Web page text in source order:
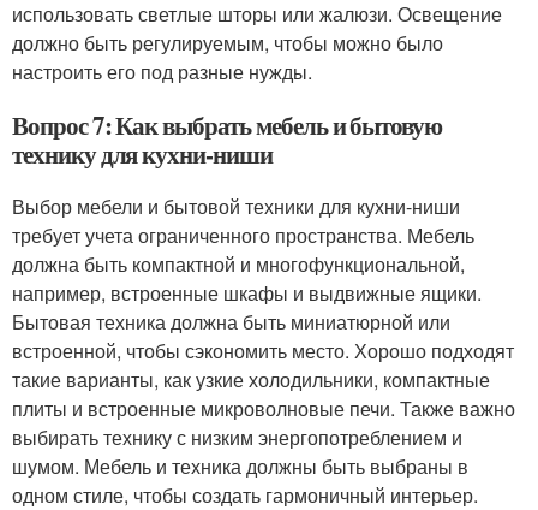
использовать светлые шторы или жалюзи. Освещение
должно быть регулируемым, чтобы можно было
настроить его под разные нужды.
Вопрос 7: Как выбрать мебель и бытовую
технику для кухни-ниши
Выбор мебели и бытовой техники для кухни-ниши
требует учета ограниченного пространства. Мебель
должна быть компактной и многофункциональной,
например, встроенные шкафы и выдвижные ящики.
Бытовая техника должна быть миниатюрной или
встроенной, чтобы сэкономить место. Хорошо подходят
такие варианты, как узкие холодильники, компактные
плиты и встроенные микроволновые печи. Также важно
выбирать технику с низким энергопотреблением и
шумом. Мебель и техника должны быть выбраны в
одном стиле, чтобы создать гармоничный интерьер.